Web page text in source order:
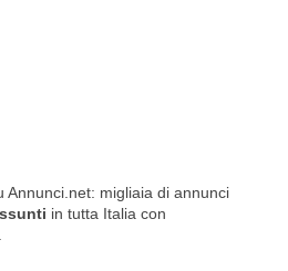
Annunci.net: migliaia di annunci
in tutta Italia con